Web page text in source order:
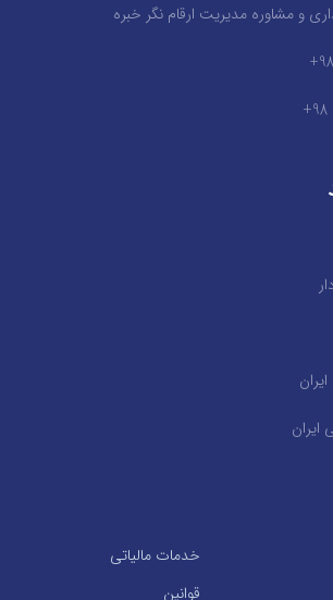
و مشاوره مدیریت ارقام نگر خبره
ایران
خدمات مالیاتی
قوانین